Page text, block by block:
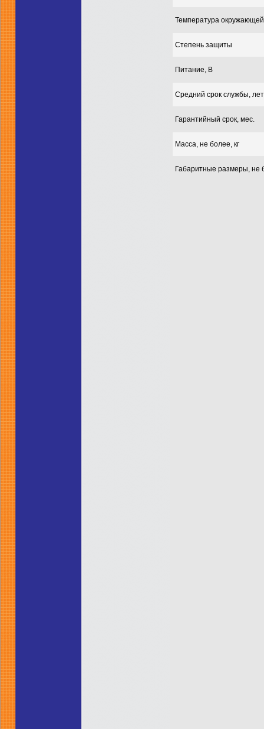
Температура
Степень защиты
Питание, В
Средний срок службы, лет
Гарантийный срок, мес.
Масса, не более, кг
Габаритные размеры, не